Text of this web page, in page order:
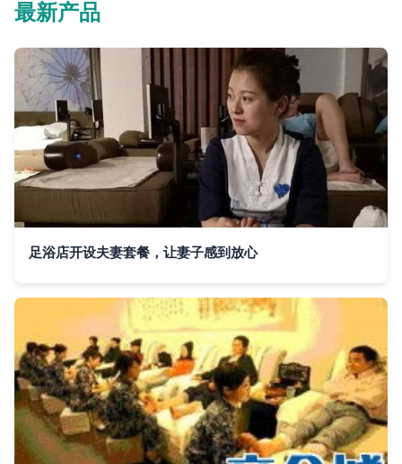
最新产品
足浴店开设夫妻套餐，让妻子感到放心